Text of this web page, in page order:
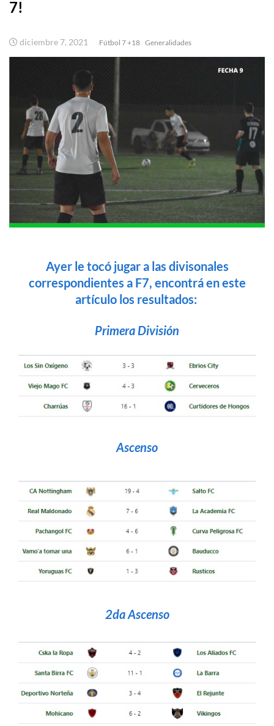
7!
diciembre 7, 2021 Fútbol 7 +18 Generalidades
Ayer le tocó jugar a las divisonales
correspondientes a F7, encontrá en este
artículo los resultados:
Primera División
Ascenso
2da Ascenso